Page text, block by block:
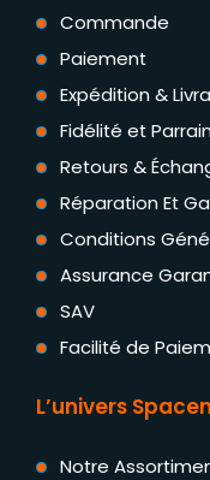
Commande
Paiement
Expédition &
Fidélité et
Retours &
Réparation Et
Conditions
Assurance
SAV
Facilité de
L’univers
Notre